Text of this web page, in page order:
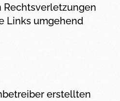
Rechtsverletzungen
Links umgehend
erstellten